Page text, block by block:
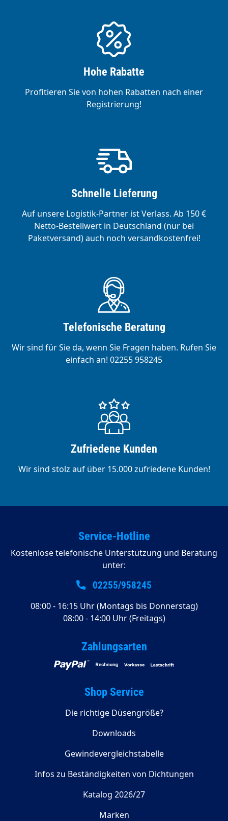
Hohe Rabatte
Profitieren Sie von hohen Rabatten nach einer
Registrierung!
Schnelle Lieferung
Auf unsere Logistik-Partner ist Verlass. Ab 150 €
Netto-Bestellwert in Deutschland (nur bei
Paketversand) auch noch versandkostenfrei!
Telefonische Beratung
Wir sind für Sie da, wenn Sie Fragen haben. Rufen Sie
einfach an! 02255 958245
Zufriedene Kunden
Wir sind stolz auf über 15.000 zufriedene Kunden!
Service-Hotline
Kostenlose telefonische Unterstützung und Beratung
unter:
02255/958245
08:00 - 16:15 Uhr (Montags bis Donnerstag)
08:00 - 14:00 Uhr (Freitags)
Zahlungsarten
Shop Service
Die richtige Düsengröße?
Downloads
Gewindevergleichstabelle
Infos zu Beständigkeiten von Dichtungen
Katalog 2026/27
Marken